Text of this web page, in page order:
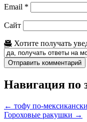
Email *
Сайт
Хотите получать
Навигация по
← тофу по-мексикански
Гороховые ракушки →